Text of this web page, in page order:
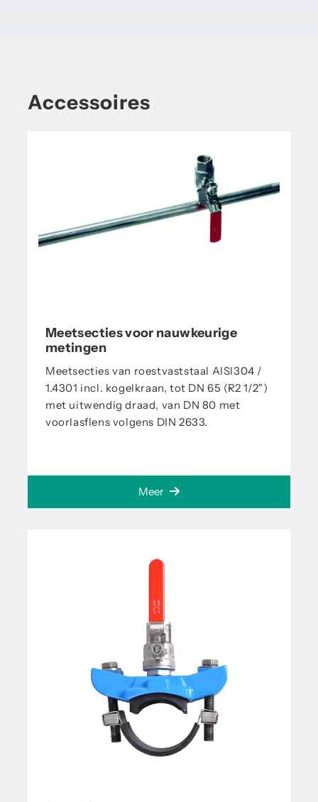
Accessoires
Meetsecties voor nauwkeurige
metingen
Meetsecties van roestvaststaal AISI304 /
1.4301 incl. kogelkraan, tot DN 65 (R2 1/2")
met uitwendig draad, van DN 80 met
voorlasflens volgens DIN 2633.
Meer